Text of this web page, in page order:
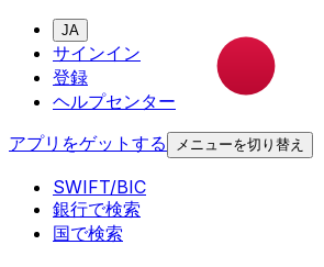
JA
サインイン
登録
ヘルプセンター
アプリをゲットする
メニューを切り替え
SWIFT/BIC
銀行で検索
国で検索